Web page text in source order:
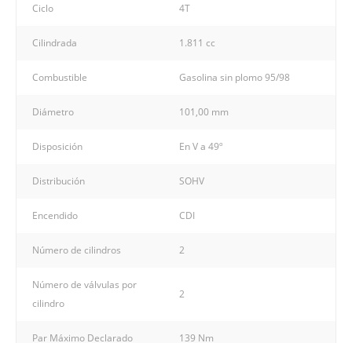
Ciclo 4T
Cilindrada 1.811 cc
Combustible Gasolina sin plomo 95/98
Diámetro 101,00 mm
Disposición En V a 49º
Distribución SOHV
Encendido CDI
Número de cilindros 2
Número de válvulas por
cilindro
2
Par Máximo Declarado 139 Nm